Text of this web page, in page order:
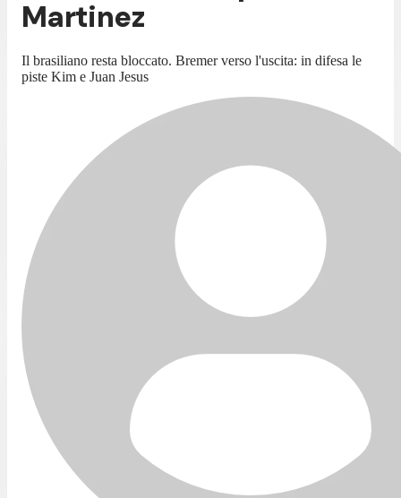
Martinez
Il brasiliano resta bloccato. Bremer verso l'uscita: in difesa le
piste Kim e Juan Jesus